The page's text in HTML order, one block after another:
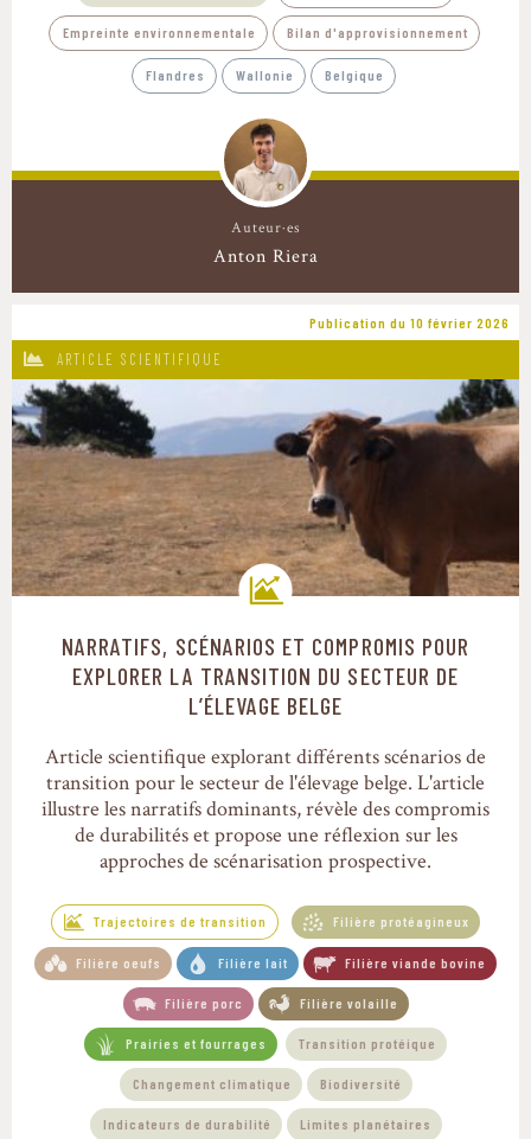
Empreinte environnementale Bilan d'approvisionnement
Flandres Wallonie Belgique
Auteur·es
Anton Riera
Publication du 10 février 2026
ARTICLE SCIENTIFIQUE
Trajectoires de transition
NARRATIFS, SCÉNARIOS ET COMPROMIS POUR
EXPLORER LA TRANSITION DU SECTEUR DE
L’ÉLEVAGE BELGE
Article scientifique explorant différents scénarios de
transition pour le secteur de l'élevage belge. L'article
illustre les narratifs dominants, révèle des compromis
de durabilités et propose une réflexion sur les
approches de scénarisation prospective.
Trajectoires de transition Filière protéagineux
Filière oeufs Filière lait Filière viande bovine
Filière porc Filière volaille
Prairies et fourrages Transition protéique
Changement climatique Biodiversité
Indicateurs de durabilité Limites planétaires